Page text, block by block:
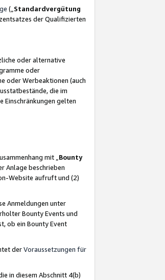
(„ Standardvergütung
der Qualifizierten
oder alternative
oder
oder Werbeaktionen (auch
die im
Einschränkungen gelten
mit „ Bounty
Anlage beschrieben
Website aufruft und (2)
Anmeldungen unter
Bounty Events und
ob ein Bounty Event
derVoraussetzungen für
in diesem Abschnitt 4(b)